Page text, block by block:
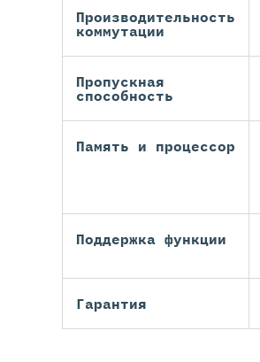
Производительность
коммутации
Пропускная
способность
Память и процессор
Поддержка функции
Гарантия